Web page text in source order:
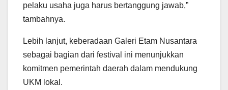
pelaku usaha juga harus bertanggung jawab,”
tambahnya.
Lebih lanjut, keberadaan Galeri Etam Nusantara
sebagai bagian dari festival ini menunjukkan
komitmen pemerintah daerah dalam mendukung
UKM lokal.